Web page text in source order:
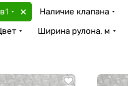
1 Наличие клапана
Ширина рулона, м